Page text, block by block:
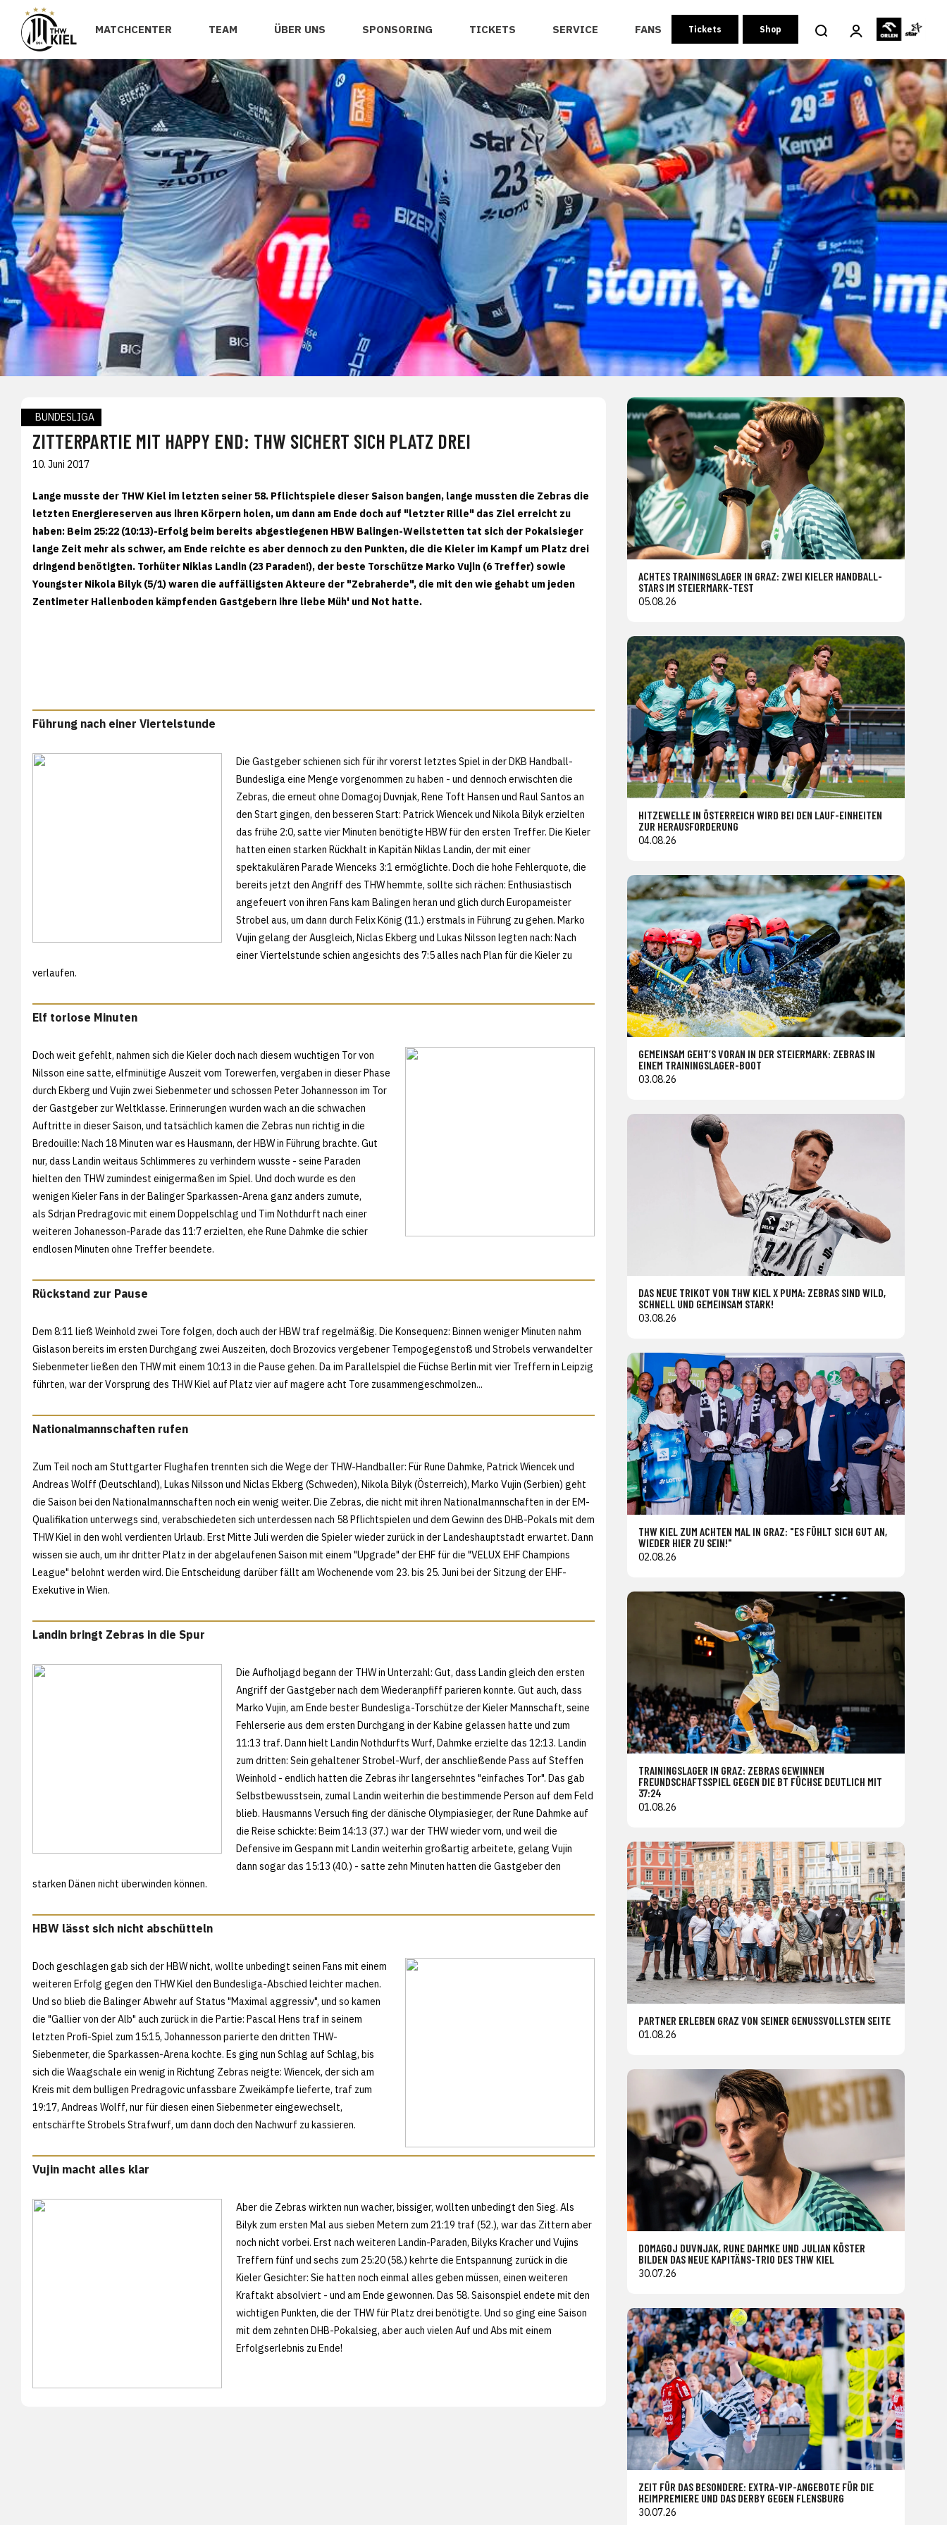
MATCHCENTER TEAM ÜBER UNS SPONSORING TICKETS SERVICE FANS Tickets Shop
BUNDESLIGA
ZITTERPARTIE MIT HAPPY END: THW SICHERT SICH PLATZ DREI
10. Juni 2017
Lange musste der THW Kiel im letzten seiner 58. Pflichtspiele dieser Saison bangen, lange mussten die Zebras die
letzten Energiereserven aus ihren Körpern holen, um dann am Ende doch auf "letzter Rille" das Ziel erreicht zu
haben: Beim 25:22 (10:13)-Erfolg beim bereits abgestiegenen HBW Balingen-Weilstetten tat sich der Pokalsieger
lange Zeit mehr als schwer, am Ende reichte es aber dennoch zu den Punkten, die die Kieler im Kampf um Platz drei
dringend benötigten. Torhüter Niklas Landin (23 Paraden!), der beste Torschütze Marko Vujin (6 Treffer) sowie
Youngster Nikola Bilyk (5/1) waren die auffälligsten Akteure der "Zebraherde", die mit den wie gehabt um jeden
Zentimeter Hallenboden kämpfenden Gastgebern ihre liebe Müh' und Not hatte.
Führung nach einer Viertelstunde
Die Gastgeber schienen sich für ihr vorerst letztes Spiel in der DKB Handball-
Bundesliga eine Menge vorgenommen zu haben - und dennoch erwischten die
Zebras, die erneut ohne Domagoj Duvnjak, Rene Toft Hansen und Raul Santos an
den Start gingen, den besseren Start: Patrick Wiencek und Nikola Bilyk erzielten
das frühe 2:0, satte vier Minuten benötigte HBW für den ersten Treffer. Die Kieler
hatten einen starken Rückhalt in Kapitän Niklas Landin, der mit einer
spektakulären Parade Wienceks 3:1 ermöglichte. Doch die hohe Fehlerquote, die
bereits jetzt den Angriff des THW hemmte, sollte sich rächen: Enthusiastisch
angefeuert von ihren Fans kam Balingen heran und glich durch Europameister
Strobel aus, um dann durch Felix König (11.) erstmals in Führung zu gehen. Marko
Vujin gelang der Ausgleich, Niclas Ekberg und Lukas Nilsson legten nach: Nach
einer Viertelstunde schien angesichts des 7:5 alles nach Plan für die Kieler zu
verlaufen.
Elf torlose Minuten
Doch weit gefehlt, nahmen sich die Kieler doch nach diesem wuchtigen Tor von
Nilsson eine satte, elfminütige Auszeit vom Torewerfen, vergaben in dieser Phase
durch Ekberg und Vujin zwei Siebenmeter und schossen Peter Johannesson im Tor
der Gastgeber zur Weltklasse. Erinnerungen wurden wach an die schwachen
Auftritte in dieser Saison, und tatsächlich kamen die Zebras nun richtig in die
Bredouille: Nach 18 Minuten war es Hausmann, der HBW in Führung brachte. Gut
nur, dass Landin weitaus Schlimmeres zu verhindern wusste - seine Paraden
hielten den THW zumindest einigermaßen im Spiel. Und doch wurde es den
wenigen Kieler Fans in der Balinger Sparkassen-Arena ganz anders zumute,
als Sdrjan Predragovic mit einem Doppelschlag und Tim Nothdurft nach einer
weiteren Johanesson-Parade das 11:7 erzielten, ehe Rune Dahmke die schier
endlosen Minuten ohne Treffer beendete.
Rückstand zur Pause
Dem 8:11 ließ Weinhold zwei Tore folgen, doch auch der HBW traf regelmäßig. Die Konsequenz: Binnen weniger Minuten nahm
Gislason bereits im ersten Durchgang zwei Auszeiten, doch Brozovics vergebener Tempogegenstoß und Strobels verwandelter
Siebenmeter ließen den THW mit einem 10:13 in die Pause gehen. Da im Parallelspiel die Füchse Berlin mit vier Treffern in Leipzig
führten, war der Vorsprung des THW Kiel auf Platz vier auf magere acht Tore zusammengeschmolzen...
Nationalmannschaften rufen
Zum Teil noch am Stuttgarter Flughafen trennten sich die Wege der THW-Handballer: Für Rune Dahmke, Patrick Wiencek und
Andreas Wolff (Deutschland), Lukas Nilsson und Niclas Ekberg (Schweden), Nikola Bilyk (Österreich), Marko Vujin (Serbien) geht
die Saison bei den Nationalmannschaften noch ein wenig weiter. Die Zebras, die nicht mit ihren Nationalmannschaften in der EM-
Qualifikation unterwegs sind, verabschiedeten sich unterdessen nach 58 Pflichtspielen und dem Gewinn des DHB-Pokals mit dem
THW Kiel in den wohl verdienten Urlaub. Erst Mitte Juli werden die Spieler wieder zurück in der Landeshauptstadt erwartet. Dann
wissen sie auch, um ihr dritter Platz in der abgelaufenen Saison mit einem "Upgrade" der EHF für die "VELUX EHF Champions
League" belohnt werden wird. Die Entscheidung darüber fällt am Wochenende vom 23. bis 25. Juni bei der Sitzung der EHF-
Exekutive in Wien.
Landin bringt Zebras in die Spur
Die Aufholjagd begann der THW in Unterzahl: Gut, dass Landin gleich den ersten
Angriff der Gastgeber nach dem Wiederanpfiff parieren konnte. Gut auch, dass
Marko Vujin, am Ende bester Bundesliga-Torschütze der Kieler Mannschaft, seine
Fehlerserie aus dem ersten Durchgang in der Kabine gelassen hatte und zum
11:13 traf. Dann hielt Landin Nothdurfts Wurf, Dahmke erzielte das 12:13. Landin
zum dritten: Sein gehaltener Strobel-Wurf, der anschließende Pass auf Steffen
Weinhold - endlich hatten die Zebras ihr langersehntes "einfaches Tor". Das gab
Selbstbewusstsein, zumal Landin weiterhin die bestimmende Person auf dem Feld
blieb. Hausmanns Versuch fing der dänische Olympiasieger, der Rune Dahmke auf
die Reise schickte: Beim 14:13 (37.) war der THW wieder vorn, und weil die
Defensive im Gespann mit Landin weiterhin großartig arbeitete, gelang Vujin
dann sogar das 15:13 (40.) - satte zehn Minuten hatten die Gastgeber den
starken Dänen nicht überwinden können.
HBW lässt sich nicht abschütteln
Doch geschlagen gab sich der HBW nicht, wollte unbedingt seinen Fans mit einem
weiteren Erfolg gegen den THW Kiel den Bundesliga-Abschied leichter machen.
Und so blieb die Balinger Abwehr auf Status "Maximal aggressiv", und so kamen
die "Gallier von der Alb" auch zurück in die Partie: Pascal Hens traf in seinem
letzten Profi-Spiel zum 15:15, Johannesson parierte den dritten THW-
Siebenmeter, die Sparkassen-Arena kochte. Es ging nun Schlag auf Schlag, bis
sich die Waagschale ein wenig in Richtung Zebras neigte: Wiencek, der sich am
Kreis mit dem bulligen Predragovic unfassbare Zweikämpfe lieferte, traf zum
19:17, Andreas Wolff, nur für diesen einen Siebenmeter eingewechselt,
entschärfte Strobels Strafwurf, um dann doch den Nachwurf zu kassieren.
Vujin macht alles klar
Aber die Zebras wirkten nun wacher, bissiger, wollten unbedingt den Sieg. Als
Bilyk zum ersten Mal aus sieben Metern zum 21:19 traf (52.), war das Zittern aber
noch nicht vorbei. Erst nach weiteren Landin-Paraden, Bilyks Kracher und Vujins
Treffern fünf und sechs zum 25:20 (58.) kehrte die Entspannung zurück in die
Kieler Gesichter: Sie hatten noch einmal alles geben müssen, einen weiteren
Kraftakt absolviert - und am Ende gewonnen. Das 58. Saisonspiel endete mit den
wichtigen Punkten, die der THW für Platz drei benötigte. Und so ging eine Saison
mit dem zehnten DHB-Pokalsieg, aber auch vielen Auf und Abs mit einem
Erfolgserlebnis zu Ende!
ACHTES TRAININGSLAGER IN GRAZ: ZWEI KIELER HANDBALL-
STARS IM STEIERMARK-TEST
05.08.26
HITZEWELLE IN ÖSTERREICH WIRD BEI DEN LAUF-EINHEITEN
ZUR HERAUSFORDERUNG
04.08.26
GEMEINSAM GEHT’S VORAN IN DER STEIERMARK: ZEBRAS IN
EINEM TRAININGSLAGER-BOOT
03.08.26
DAS NEUE TRIKOT VON THW KIEL X PUMA: ZEBRAS SIND WILD,
SCHNELL UND GEMEINSAM STARK!
03.08.26
THW KIEL ZUM ACHTEN MAL IN GRAZ: "ES FÜHLT SICH GUT AN,
WIEDER HIER ZU SEIN!"
02.08.26
TRAININGSLAGER IN GRAZ: ZEBRAS GEWINNEN
FREUNDSCHAFTSSPIEL GEGEN DIE BT FÜCHSE DEUTLICH MIT
37:24
01.08.26
PARTNER ERLEBEN GRAZ VON SEINER GENUSSVOLLSTEN SEITE
01.08.26
DOMAGOJ DUVNJAK, RUNE DAHMKE UND JULIAN KÖSTER
BILDEN DAS NEUE KAPITÄNS-TRIO DES THW KIEL
30.07.26
ZEIT FÜR DAS BESONDERE: EXTRA-VIP-ANGEBOTE FÜR DIE
HEIMPREMIERE UND DAS DERBY GEGEN FLENSBURG
30.07.26